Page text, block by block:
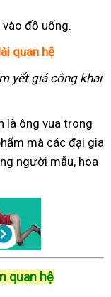
đồ uống.
quan hệ
yết giá công khai
là ông vua trong
mà các đại gia
người mẫu, hoa
quan hệ